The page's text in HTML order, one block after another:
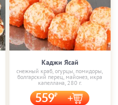
Каджи Ясай
снежный краб, огурцы, помидоры,
болгарский перец, майонез, икра
капеллана, 280 г.
559